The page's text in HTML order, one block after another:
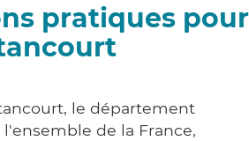
pratiques pour
le département
de la France,